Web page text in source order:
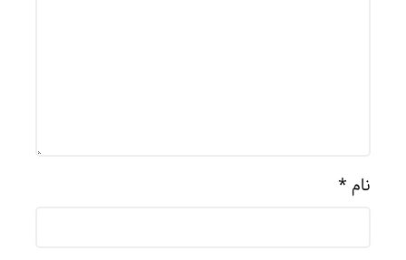
نام *